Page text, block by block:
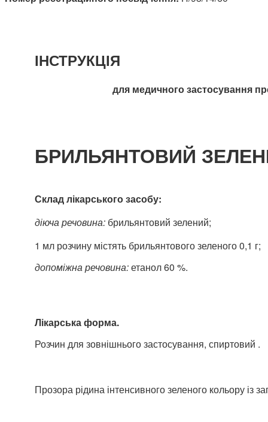
ІНСТРУКЦІЯ
для медичного застосування
БРИЛЬЯНТОВИЙ
Складлікарського засобу:
діюча речовина: брильянтовий зелений;
1 мл розчину містять брильянтового зеленого 0,1 г;
допоміжна речовина:етанол 60 %.
Лікарська форма.
Розчин для зовнішнього застосування, спиртовий .
Прозора рідина інтенсивного зеленого кольору із